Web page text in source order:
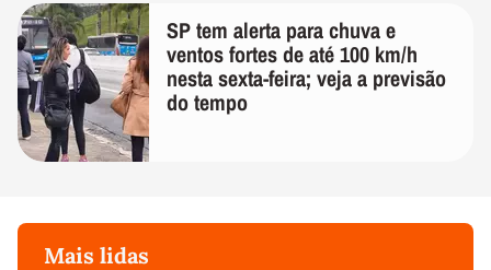
SP tem alerta para chuva e
ventos fortes de até 100 km/h
nesta sexta-feira; veja a previsão
do tempo
Mais lidas